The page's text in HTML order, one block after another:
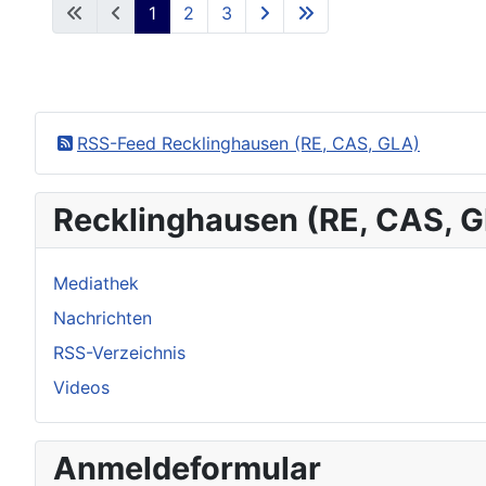
1 2 3
RSS-Feed Recklinghausen (RE, CAS, GLA)
Recklinghausen (RE, CAS,
Mediathek
Nachrichten
RSS-Verzeichnis
Videos
Anmeldeformular